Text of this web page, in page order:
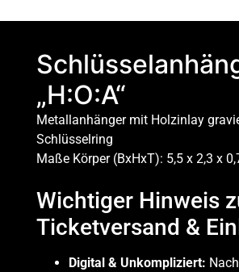
„H:O:A“
Metallanhänger mit Holzinlay
Schlüsselring
Maße Körper (BxHxT): 5,5 x 2,3 x
Wichtiger Hinweis
Ticketversand &
Digital & Unkompliziert: